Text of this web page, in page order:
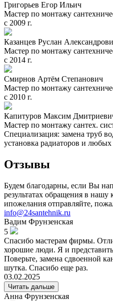
Григорьев Егор Ильич
Мастер по монтажу
с 2009 г.
Казанцев Руслан
Мастер по монтажу
с 2014 г.
Смирнов Артём Степанович
Мастер по монтажу
с 2010 г.
Капитуров Максим
Мастер по монтажу сантех.
Специализация: замена труб
установка радиаторов и
Отзывы
Будем благодарны, если Вы
результатах обращения в
ипожелания отправляйте,
info@24santehnik.ru
Вадим Фрунзенская
5
Спасибо мастерам фирмы.
хорошие люди. Я и
Поверьте, замена сдвоенной
шутка. Спасибо еще раз.
03.02.2025
Читать дальше
Анна Фрунзенская